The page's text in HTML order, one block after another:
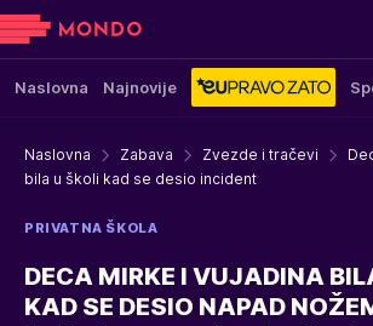
Naslovna Najnovije
Naslovna Zabava Zvezde i tračevi
bila u školi kad se desio incident
PRIVATNA ŠKOLA
DECA MIRKE I VUJADINA
KAD SE DESIO NAPAD